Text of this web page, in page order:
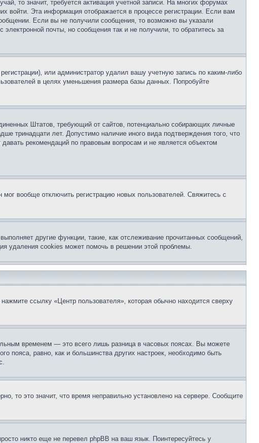
то значит, требуется активация учетной записи. На многих форумах
войти. Эта информация отображается в процессе регистрации. Если вам
Если вы не получили сообщения, то возможно вы указали
почты, но сообщения так и не получили, то обратитесь за
или администратор удалил вашу учетную запись по каким-либо
в целях уменьшения размера базы данных. Попробуйте
Штатов, требующий от сайтов, потенциально собирающих личные
тринадцати лет. Допустимо наличие иного вида подтверждения того, что
рекомендаций по правовым вопросам и не является объектом
вообще отключить регистрацию новых пользователей. Свяжитесь с
другие функции, такие, как отслеживание прочитанных сообщений,
удаления cookies может помочь в решении этой проблемы.
ссылку «Центр пользователя», которая обычно находится сверху
временем — это всего лишь разница в часовых поясах. Вы можете
пояса, равно, как и большинства других настроек, необходимо быть
то это значит, что время неправильно установлено на сервере. Сообщите
никто еще не перевел phpBB на ваш язык. Поинтересуйтесь у